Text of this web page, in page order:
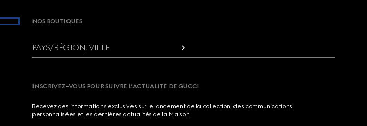
NOS BOUTIQUES
PAYS/RÉGION, VILLE
INSCRIVEZ-VOUS POUR SUIVRE L’ACTUALITÉ DE GUCCI
Recevez des informations exclusives sur le lancement de la collection, des communications
personnalisées et les dernières actualités de la Maison.